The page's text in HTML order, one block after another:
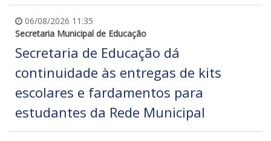
06/08/2026 11:35
Secretaria Municipal de Educação
Secretaria de Educação dá
continuidade às entregas de kits
escolares e fardamentos para
estudantes da Rede Municipal